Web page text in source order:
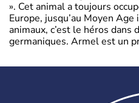
». Cet animal a toujours
Europe, jusqu’au Moyen
animaux, c’est le héros dans
germaniques. Armel est un